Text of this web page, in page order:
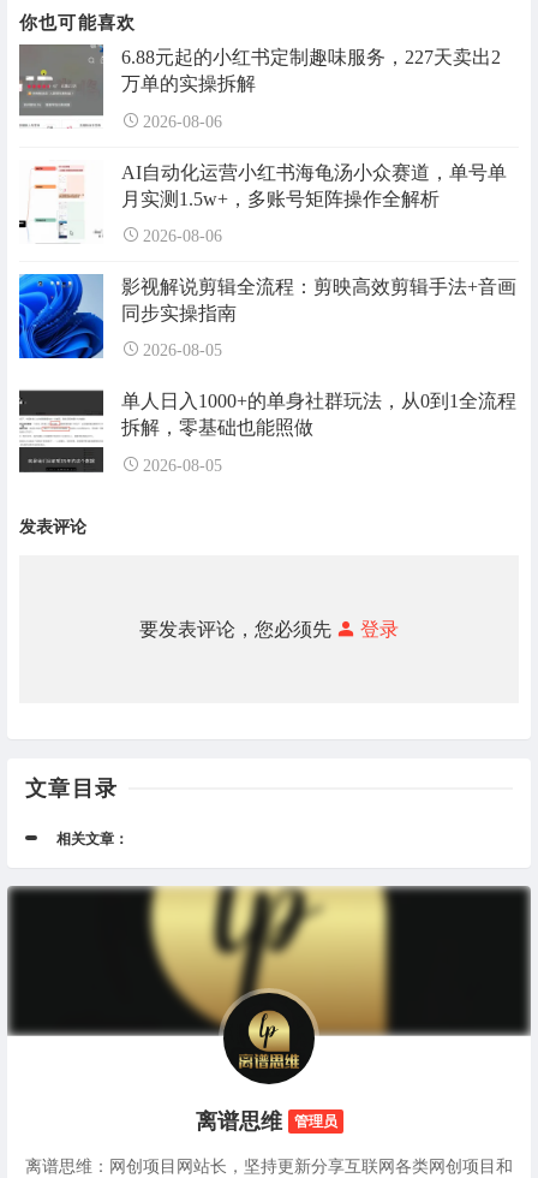
你也可能喜欢
6.88元起的小红书定制趣味服务，227天卖出2
万单的实操拆解
2026-08-06
AI自动化运营小红书海龟汤小众赛道，单号单
月实测1.5w+，多账号矩阵操作全解析
2026-08-06
影视解说剪辑全流程：剪映高效剪辑手法+音画
同步实操指南
2026-08-05
单人日入1000+的单身社群玩法，从0到1全流程
拆解，零基础也能照做
2026-08-05
发表评论
要发表评论，您必须先 登录
文章目录
相关文章：
离谱思维 管理员
离谱思维：网创项目网站长，坚持更新分享互联网各类网创项目和